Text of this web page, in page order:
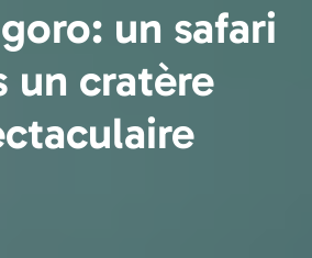
un safari
un cratère